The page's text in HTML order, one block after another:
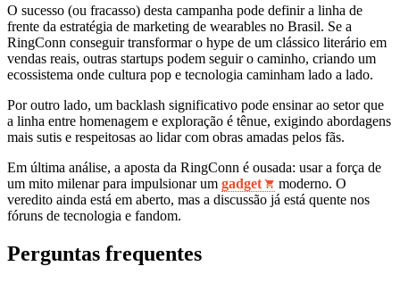
O sucesso (ou fracasso) desta campanha pode definir a linha de
frente da estratégia de marketing de wearables no Brasil. Se a
RingConn conseguir transformar o hype de um clássico literário em
vendas reais, outras startups podem seguir o caminho, criando um
ecossistema onde cultura pop e tecnologia caminham lado a lado.
Por outro lado, um backlash significativo pode ensinar ao setor que
a linha entre homenagem e exploração é tênue, exigindo abordagens
mais sutis e respeitosas ao lidar com obras amadas pelos fãs.
Em última análise, a aposta da RingConn é ousada: usar a força de
um mito milenar para impulsionar um gadget
moderno. O
veredito ainda está em aberto, mas a discussão já está quente nos
fóruns de tecnologia e fandom.
Perguntas frequentes